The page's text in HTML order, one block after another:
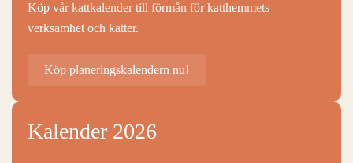
Köp vår kattkalender till förmån för katthemmets
verksamhet och katter.
Köp planeringskalendern nu!
Kalender 2026